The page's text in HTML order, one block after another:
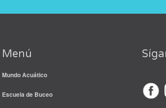
Menú
Mundo Acuático
Escuela de Buceo